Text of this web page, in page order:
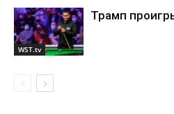
WST.tv
Трамп